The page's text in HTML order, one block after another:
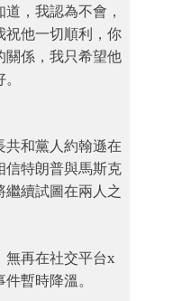
，我認為不會，
祝他一切順利，你
關係，我只希望他
共和黨人約翰遜在
信特朗普與馬斯克
續試圖在兩人之
無再在社交平台x
暫時降溫。